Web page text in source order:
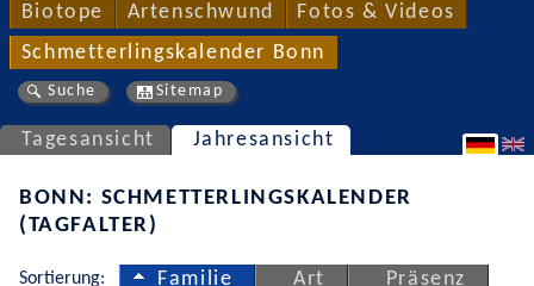
Biotope Artenschwund Fotos & Videos
Schmetterlingskalender Bonn
Suche Sitemap
Tagesansicht Jahresansicht
BONN: SCHMETTERLINGSKALENDER
(TAGFALTER)
Sortierung: Familie Art
Präsenz